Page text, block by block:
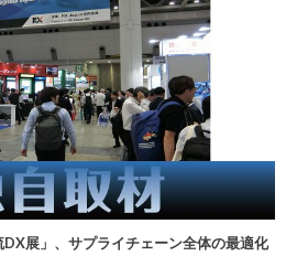
DX展」、サプライチェーン全体の最適化